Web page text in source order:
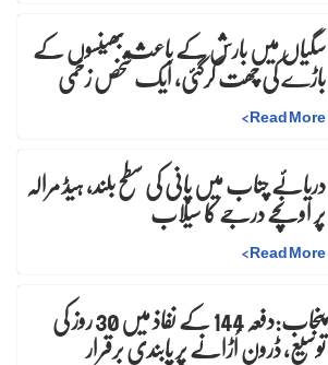
سگیاں میں بارش کے باعث بھینسوں کے
باڑے کی چھت گرگئی، ایک شخص زخمی
Read More
>
دریائے چناب میں پانی کی سطح بلند، ہیڈ مرالہ
پر اونچے درجے کا سیلاب
Read More
>
پنجاب:دفعہ 144 کے نفاذ میں 30 روز کیتوسیع، ڈرون اُڑانے پر پابندی برقرار